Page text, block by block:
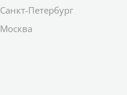
Санкт-Петербург
Москва